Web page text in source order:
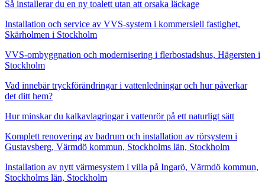
Så installerar du en ny toalett utan att orsaka läckage
Installation och service av VVS-system i kommersiell fastighet,
Skärholmen i Stockholm
VVS-ombyggnation och modernisering i flerbostadshus, Hägersten i
Stockholm
Vad innebär tryckförändringar i vattenledningar och hur påverkar
det ditt hem?
Hur minskar du kalkavlagringar i vattenrör på ett naturligt sätt
Komplett renovering av badrum och installation av rörsystem i
Gustavsberg, Värmdö kommun, Stockholms län, Stockholm
Installation av nytt värmesystem i villa på Ingarö, Värmdö kommun,
Stockholms län, Stockholm